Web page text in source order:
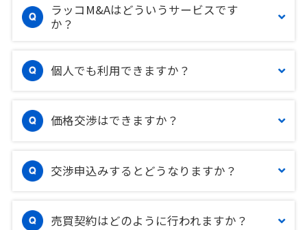
ラッコM&Aはどういうサービスです
か？
個人でも利用できますか？
価格交渉はできますか？
交渉申込みするとどうなりますか？
売買契約はどのように行われますか？